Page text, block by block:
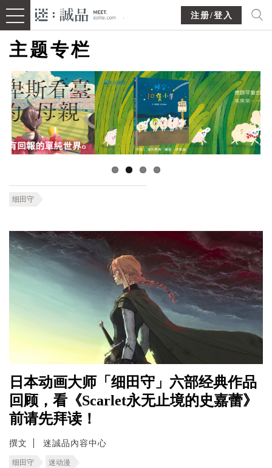
注册/登入
主题专栏
细田守
日本动画大师「细田守」六部经典作品
回顾，看《Scarlet永无止境的史嘉蕾》
前请先拜读！
撰文 迷誠品內容中心
细田守 迷动漫